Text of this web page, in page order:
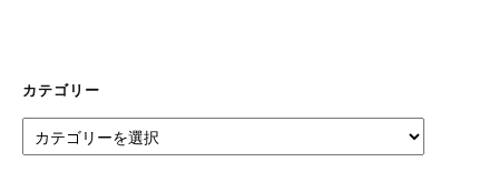
カテゴリー
テ